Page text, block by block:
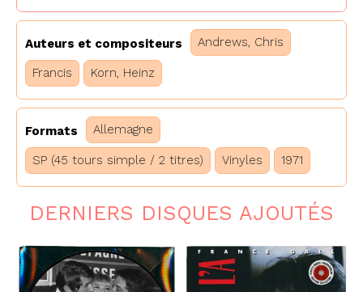
Auteurs et compositeurs Andrews, Chris
Francis Korn, Heinz
Formats Allemagne
SP (45 tours simple / 2 titres) Vinyles 1971
DERNIERS DISQUES AJOUTÉS